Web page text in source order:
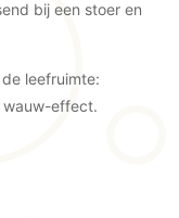
bij een stoer en
leefruimte:
wauw-effect.